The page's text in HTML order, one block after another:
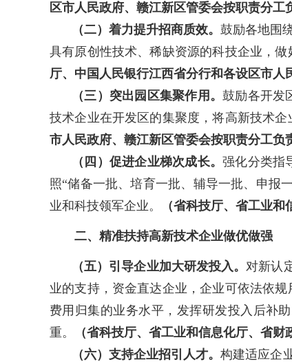
区市人民政府、赣江新区管委会按职责分工
（二）着力提升招商质效。 鼓励各地围
具有原创性技术、稀缺资源的科技企业，
厅、中国人民银行江西省分行和各设区市人
（三）突出园区集聚作用。鼓励各开发
技术企业在开发区 的集聚度，将高新技术企
市人民政府、赣江新区管委会按职责分工负
（四）促进企业梯次成长。强化分类指
照“储备一批、培育一批、辅导一批、申报
业和科技领军企业。
（省科技厅、省工业
二、精准扶持高新技术企业做优做强
（五）引导企业加大研发投入。对新认
业的支持，资金直达企业，企业可依法依
费用归集的业务水平，发挥研发投入后补
重。
（省科技厅、省工业和信息化厅、省
（六）支持企业招引人才。构建适应企